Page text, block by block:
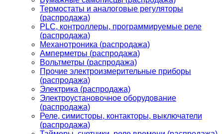
Термостаты и аналоговые регуляторы
(распродажа)
PLС, контроллеры, программируемые реле
(распродажа)
Механотроника (распродажа)
Амперметры (распродажа)
Вольтметры (распродажа)
Прочие электроизмерительные приборы
(распродажа)
Электрика (распродажа)
Электроустановочное оборудование
(распродажа)
Реле, симисторы, контакторы, выключатели
(распродажа)